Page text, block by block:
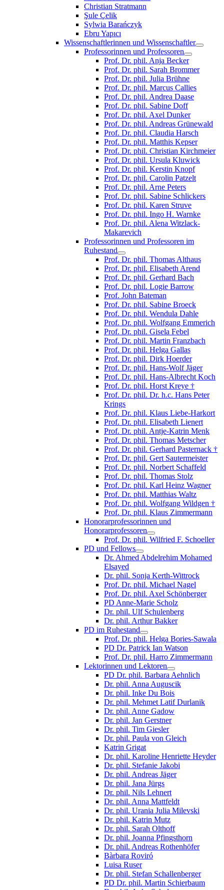
Christian Stratmann
Şule Çelik
Sylwia Barańczyk
Ebru Yapıcı
Wissenschaftlerinnen und Wissenschaftler
Professorinnen und Professoren
Prof. Dr. phil. Anja Becker
Prof. Dr. phil. Sarah Brommer
Prof. Dr. phil. Julia Brühne
Prof. Dr. phil. Marcus Callies
Prof. Dr. phil. Andrea Daase
Prof. Dr. phil. Sabine Doff
Prof. Dr. phil. Axel Dunker
Prof. Dr. phil. Andreas Grünewald
Prof. Dr. phil. Claudia Harsch
Prof. Dr. phil. Matthis Kepser
Prof. Dr. phil. Christian Kirchmeier
Prof. Dr. phil. Ursula Kluwick
Prof. Dr. phil. Kerstin Knopf
Prof. Dr. phil. Carolin Patzelt
Prof. Dr. phil. Arne Peters
Prof. Dr. phil. Sabine Schlickers
Prof. Dr. phil. Karen Struve
Prof. Dr. phil. Ingo H. Warnke
Prof. Dr. phil. Alena Witzlack-
Makarevich
Professorinnen und Professoren im
Ruhestand
Prof. Dr. phil. Thomas Althaus
Prof. Dr. phil. Elisabeth Arend
Prof. Dr. phil. Gerhard Bach
Prof. Dr. phil. Logie Barrow
Prof. John Bateman
Prof. Dr. phil. Sabine Broeck
Prof. Dr. phil. Wendula Dahle
Prof. Dr. phil. Wolfgang Emmerich
Prof. Dr. phil. Gisela Febel
Prof. Dr. phil. Martin Franzbach
Prof. Dr. phil. Helga Gallas
Prof. Dr. phil. Dirk Hoerder
Prof. Dr. phil. Hans-Wolf Jäger
Prof. Dr. phil. Hans-Albrecht Koch
Prof. Dr. phil. Horst Kreye †
Prof. Dr. phil. Dr. h.c. Hans Peter
Krings
Prof. Dr. phil. Klaus Liebe-Harkort
Prof. Dr. phil. Elisabeth Lienert
Prof. Dr. phil. Antje-Katrin Menk
Prof. Dr. phil. Thomas Metscher
Prof. Dr. phil. Gerhard Pasternack †
Prof. Dr. phil. Gert Sautermeister
Prof. Dr. phil. Norbert Schaffeld
Prof. Dr. phil. Thomas Stolz
Prof. Dr. phil. Karl Heinz Wagner
Prof. Dr. phil. Matthias Waltz
Prof. Dr. phil. Wolfgang Wildgen †
Prof. Dr. phil. Klaus Zimmermann
Honorarprofessorinnen und
Honorarprofessoren
Prof. Dr. phil. Wilfried F. Schoeller
PD und Fellows
Dr. Ahmed Abdelrehim Mohamed
Elsayed
Dr. phil. Sonja Kerth-Wittrock
Prof. Dr. phil. Michael Nagel
Prof. Dr. phil. Axel Schönberger
PD Anne-Marie Scholz
Dr. phil. Ulf Schulenberg
Dr. phil. Arthur Bakker
PD im Ruhestand
Prof. Dr. phil. Helga Bories-Sawala
PD Dr. Patrick Ian Watson
Prof. Dr. phil. Harro Zimmermann
Lektorinnen und Lektoren
PD Dr. phil. Barbara Aehnlich
Dr. phil. Anna Auguscik
Dr. phil. Inke Du Bois
Dr. phil. Mehmet Latif Durlanik
Dr. phil. Anne Gadow
Dr. phil. Jan Gerstner
Dr. phil. Tim Giesler
Dr. phil. Paula von Gleich
Katrin Grigat
Dr. phil. Karoline Henriette Heyder
Dr. phil. Stefanie Jakobi
Dr. phil. Andreas Jäger
Dr. phil. Jana Jürgs
Dr. phil. Nils Lehnert
Dr. phil. Anna Mattfeldt
Dr. phil. Urania Julia Milevski
Dr. phil. Katrin Mutz
Dr. phil. Sarah Olthoff
Dr. phil. Joanna Pfingsthorn
Dr. phil. Andreas Rothenhöfer
Bàrbara Roviró
Luisa Ruser
Dr. phil. Stefan Schallenberger
PD Dr. phil. Martin Schierbaum